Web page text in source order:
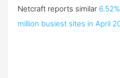
Netcraft reports similar
million busiest sites in April